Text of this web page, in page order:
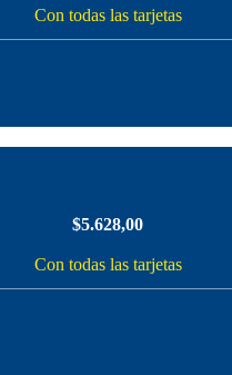
Con todas las tarjetas
$5.628,00
Con todas las tarjetas